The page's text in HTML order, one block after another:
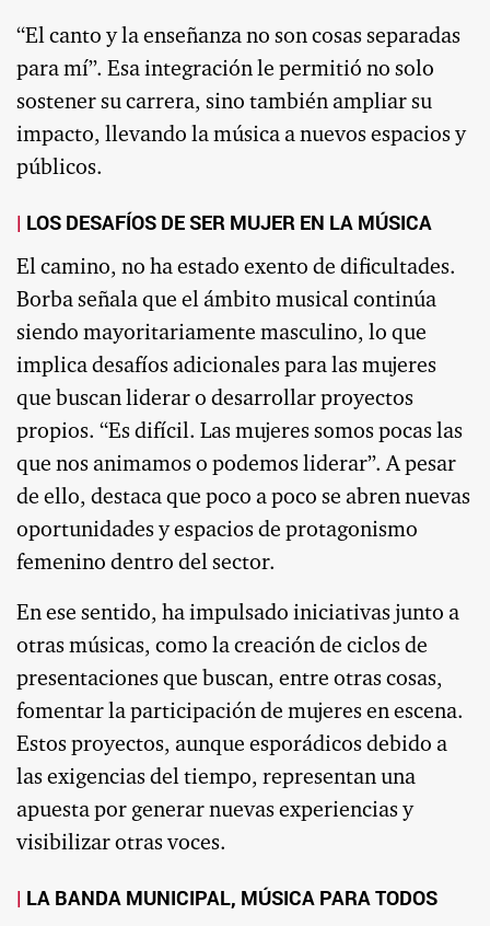
“El canto y la enseñanza no son cosas separadas
para mí”. Esa integración le permitió no solo
sostener su carrera, sino también ampliar su
impacto, llevando la música a nuevos espacios y
públicos.
LOS DESAFÍOS DE SER MUJER EN LA MÚSICA
El camino, no ha estado exento de dificultades.
Borba señala que el ámbito musical continúa
siendo mayoritariamente masculino, lo que
implica desafíos adicionales para las mujeres
que buscan liderar o desarrollar proyectos
propios. “Es difícil. Las mujeres somos pocas las
que nos animamos o podemos liderar”. A pesar
de ello, destaca que poco a poco se abren nuevas
oportunidades y espacios de protagonismo
femenino dentro del sector.
En ese sentido, ha impulsado iniciativas junto a
otras músicas, como la creación de ciclos de
presentaciones que buscan, entre otras cosas,
fomentar la participación de mujeres en escena.
Estos proyectos, aunque esporádicos debido a
las exigencias del tiempo, representan una
apuesta por generar nuevas experiencias y
visibilizar otras voces.
LA BANDA MUNICIPAL, MÚSICA PARA TODOS